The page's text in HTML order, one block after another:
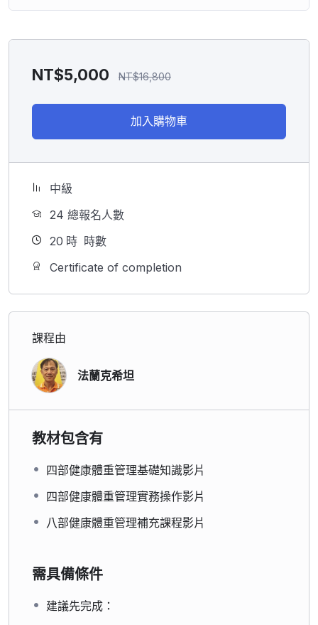
NT$5,000 NT$16,800
加入購物車
中級
24 總報名人數
20 時 時數
Certificate of completion
課程由
法蘭克希坦
教材包含有
四部健康體重管理基礎知識影片
四部健康體重管理實務操作影片
八部健康體重管理補充課程影片
需具備條件
建議先完成：